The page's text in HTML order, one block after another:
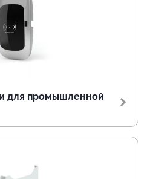
для промышленной